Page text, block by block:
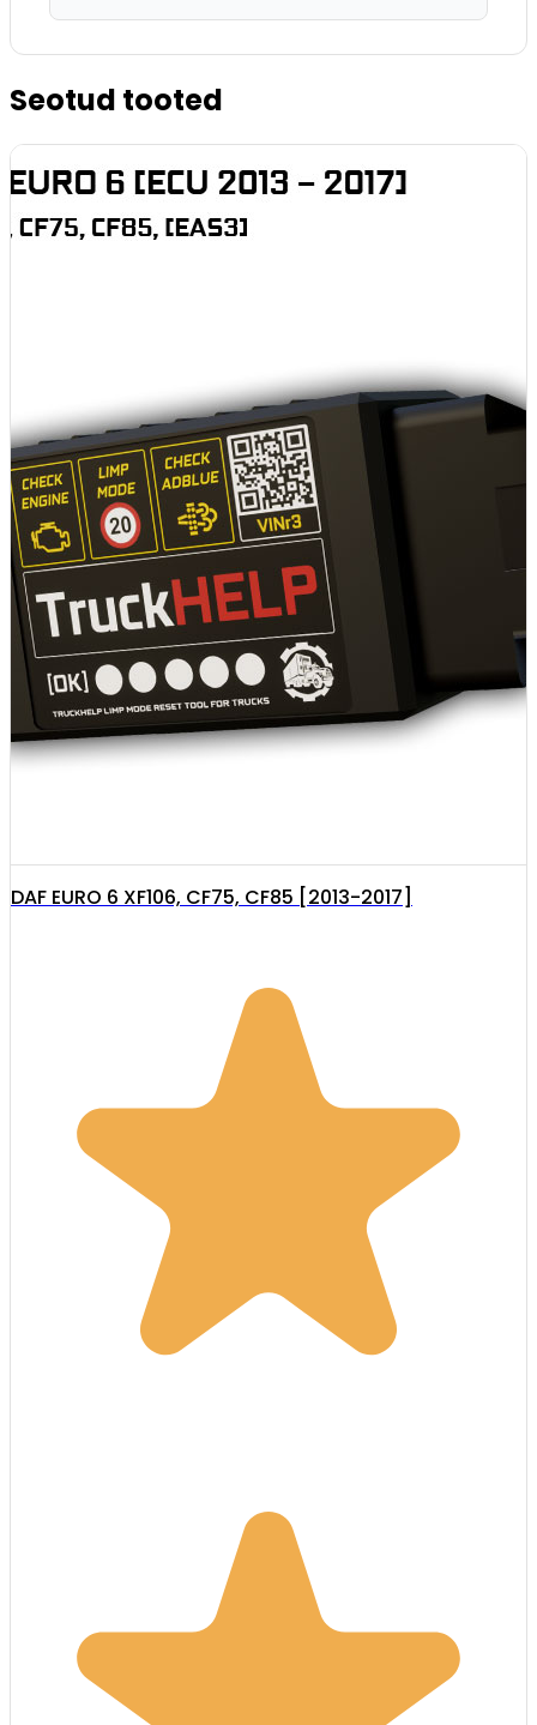
Seotud tooted
DAF EURO 6 XF106, CF75, CF85 [2013-2017]